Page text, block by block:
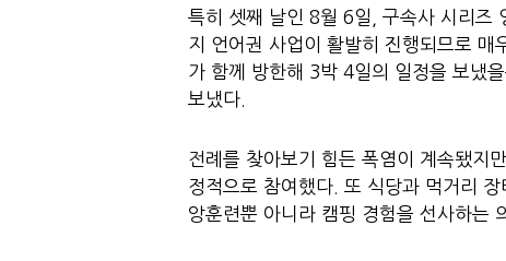
특히 셋째 날인 8월 6일, 구속사 시리즈
지 언어권 사업이 활발히 진행되므로
가 함께 방한해 3박 4일의 일정을 보냈
보냈다.
전례를 찾아보기 힘든 폭염이 계속됐지
정적으로 참여했다. 또 식당과 먹거리
앙훈련뿐 아니라 캠핑 경험을 선사하는